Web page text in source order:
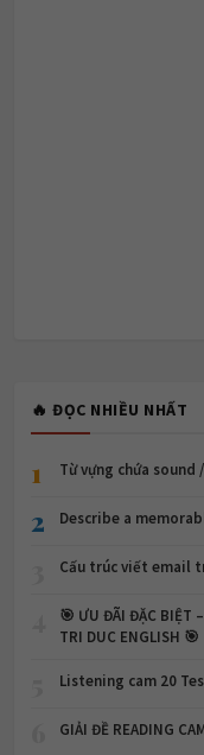
🔥 ĐỌC NHIỀU NHẤT
1 Từ vựng chứa sound
2 Describe a
Cấu trúc viết email
🎯 ƯU ĐÃI ĐẶC BIỆT
TRI DUC ENGLISH 🎯
Listening cam 20
GIẢI ĐỀ READING